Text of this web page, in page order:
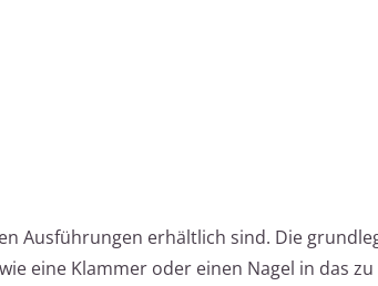
Ausführungen erhältlich sind. Die
eine Klammer oder einen Nagel in das zu